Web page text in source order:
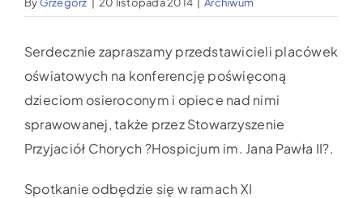
Jak możesz nam pomóc?
Kontakt
Serdecznie zapraszamy przedstawicieli placówek
oświatowych na konferencję poświęconą
dzieciom osieroconym i opiece nad nimi
sprawowanej, także przez Stowarzyszenie
Przyjaciół Chorych ?Hospicjum im. Jana Pawła II?.
Spotkanie odbędzie się w ramach XI